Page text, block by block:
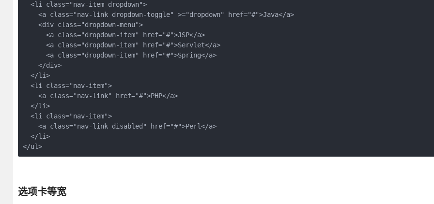
  <li class="nav-item dropdown">
    <a class="nav-link dropdown-toggle" >="dropdown" href="#">Java</a>
    <div class="dropdown-menu">
      <a class="dropdown-item" href="#">JSP</a>
      <a class="dropdown-item" href="#">Servlet</a>
      <a class="dropdown-item" href="#">Spring</a>
    </div>
  </li>
  <li class="nav-item">
    <a class="nav-link" href="#">PHP</a>
  </li>
  <li class="nav-item">
    <a class="nav-link disabled" href="#">Perl</a>
  </li>
</ul>
选项卡等宽